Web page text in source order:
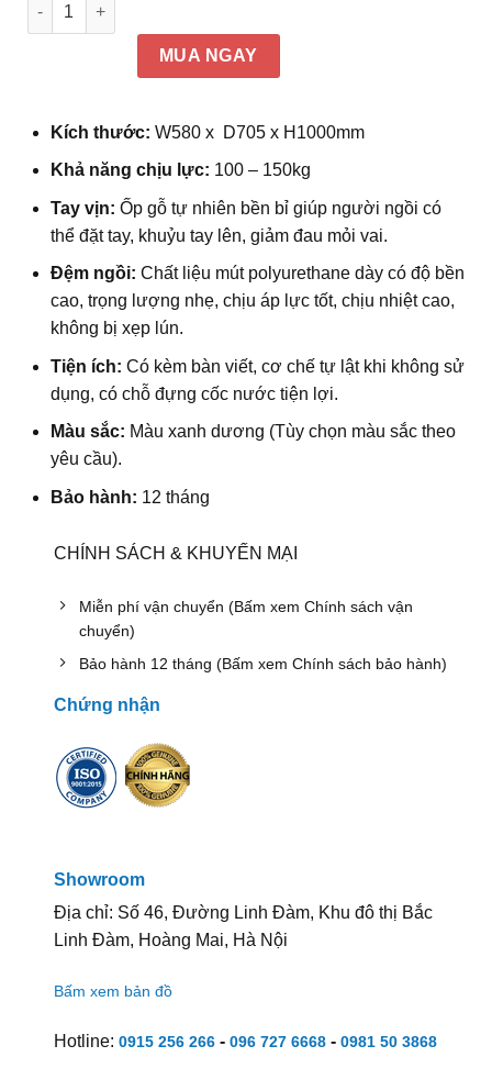
MUA NGAY
Kích thước: W580 x D705 x H1000mm
Khả năng chịu lực: 100 – 150kg
Tay vịn: Ốp gỗ tự nhiên bền bỉ giúp người ngồi có
thể đặt tay, khuỷu tay lên, giảm đau mỏi vai.
Đệm ngồi: Chất liệu mút polyurethane dày có độ bền
cao, trọng lượng nhẹ, chịu áp lực tốt, chịu nhiệt cao,
không bị xẹp lún.
Tiện ích: Có kèm bàn viết, cơ chế tự lật khi không sử
dụng, có chỗ đựng cốc nước tiện lợi.
Màu sắc: Màu xanh dương (Tùy chọn màu sắc theo
yêu cầu).
Bảo hành: 12 tháng
CHÍNH SÁCH & KHUYẾN MẠI
Miễn phí vận chuyển (Bấm xem Chính sách vận
chuyển)
Bảo hành 12 tháng (Bấm xem Chính sách bảo hành)
Chứng nhận
Showroom
Địa chỉ: Số 46, Đường Linh Đàm, Khu đô thị Bắc
Linh Đàm, Hoàng Mai, Hà Nội
Bấm xem bản đồ
Hotline: 0915 256 266- 096 727 6668- 0981 50 3868